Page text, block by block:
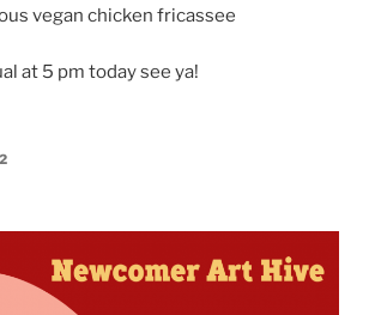
vegan chicken fricassee
at 5 pm today see ya!